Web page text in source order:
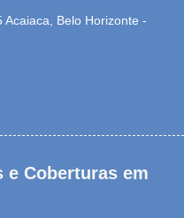
Belo Horizonte -
e Coberturas em